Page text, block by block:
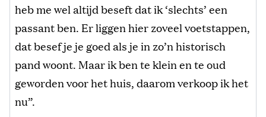
heb me wel altijd beseft dat ik ‘slechts’ een
passant ben. Er liggen hier zoveel voetstappen,
dat besef je je goed als je in zo’n historisch
pand woont. Maar ik ben te klein en te oud
geworden voor het huis, daarom verkoop ik het
nu”.